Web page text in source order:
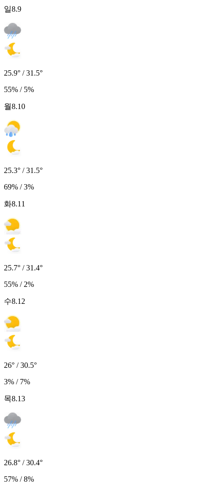
일8.9
25.9° / 31.5°
55% / 5%
월8.10
25.3° / 31.5°
69% / 3%
화8.11
25.7° / 31.4°
55% / 2%
수8.12
26° / 30.5°
3% / 7%
목8.13
26.8° / 30.4°
57% / 8%